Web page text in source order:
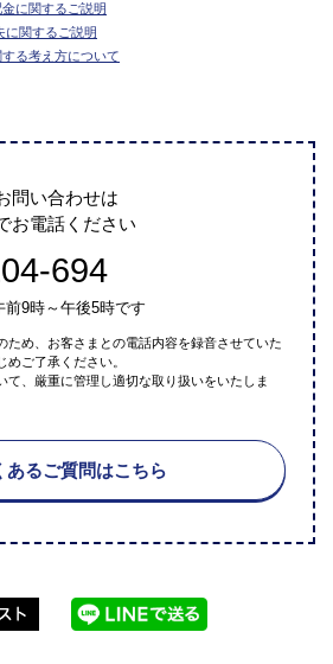
に関するご説明
に関するご説明
る考え方について
問い合わせは
お電話ください
694
9時～午後5時です
ため、お客さまとの電話内容を録音させていた
ご了承ください。
て、厳重に管理し適切な取り扱いをいたしま
あるご質問はこちら